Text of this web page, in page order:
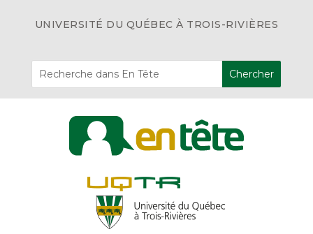
UNIVERSITÉ DU QUÉBEC À TROIS-RIVIÈRES